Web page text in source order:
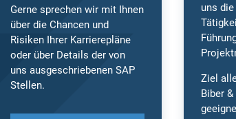
Gerne sprechen wir mit Ihnen
über die Chancen und
Risiken Ihrer Karrierepläne
oder über Details der von
uns ausgeschriebenen SAP
Stellen.
uns
Ziel
Biber